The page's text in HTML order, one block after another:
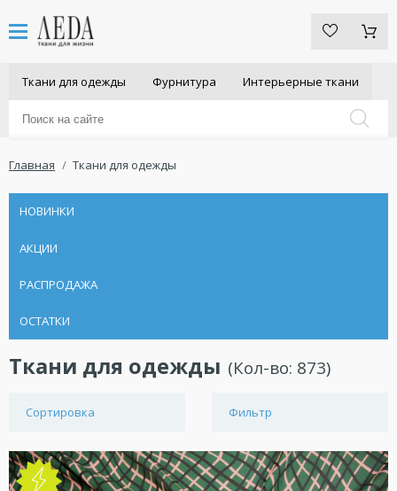
Ткани для одежды Фурнитура Интерьерные ткани
Главная Ткани для одежды
НОВИНКИ
АКЦИИ
РАСПРОДАЖА
ОСТАТКИ
Ткани для одежды (Кол-во: 873)
Сортировка Фильтр
NEW